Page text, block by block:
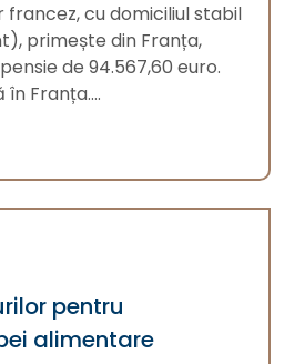
francez, cu domiciliul stabil
primește din Franța,
de 94.567,60 euro.
Franța....
pentru
alimentare